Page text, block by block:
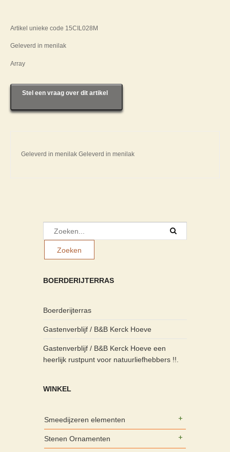
Artikel unieke code 15CIL028M
Geleverd in menilak
Array
Stel een vraag over dit artikel
Geleverd in menilak Geleverd in menilak
BOERDERIJTERRAS
Boerderijterras
Gastenverblijf / B&B Kerck Hoeve
Gastenverblijf / B&B Kerck Hoeve een
heerlijk rustpunt voor natuurliefhebbers !!.
WINKEL
Smeedijzeren elementen
Stenen Ornamenten